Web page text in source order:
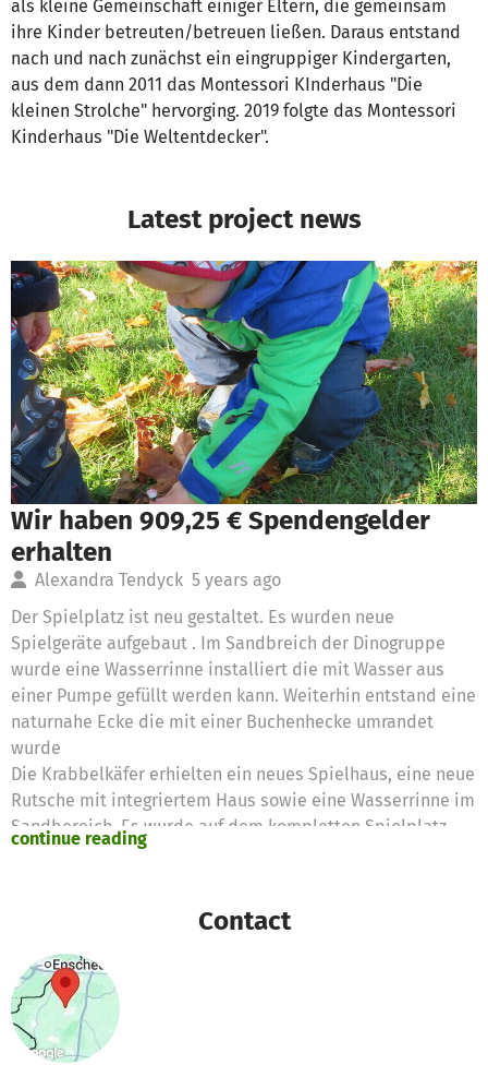
als kleine Gemeinschaft einiger Eltern, die gemeinsam
ihre Kinder betreuten/betreuen ließen. Daraus entstand
nach und nach zunächst ein eingruppiger Kindergarten,
aus dem dann 2011 das Montessori KInderhaus "Die
kleinen Strolche" hervorging. 2019 folgte das Montessori
Kinderhaus "Die Weltentdecker".
Latest project news
Wir haben 909,25 € Spendengelder
erhalten
Alexandra Tendyck 5 years ago
Der Spielplatz ist neu gestaltet. Es wurden neue
Spielgeräte aufgebaut . Im Sandbreich der Dinogruppe
wurde eine Wasserrinne installiert die mit Wasser aus
einer Pumpe gefüllt werden kann. Weiterhin entstand eine
naturnahe Ecke die mit einer Buchenhecke umrandet
wurde
Die Krabbelkäfer erhielten ein neues Spielhaus, eine neue
Rutsche mit integriertem Haus sowie eine Wasserrinne im
Sandbereich. Es wurde auf dem kompletten Spielplatz
Rollrasen verlegt.
continue reading
Contact